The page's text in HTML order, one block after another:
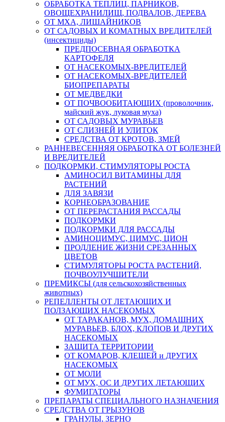
ОБРАБОТКА ТЕПЛИЦ, ПАРНИКОВ,
ОВОЩЕХРАНИЛИЩ, ПОДВАЛОВ, ДЕРЕВА
ОТ МХА, ЛИШАЙНИКОВ
ОТ САДОВЫХ И КОМАТНЫХ ВРЕДИТЕЛЕЙ
(инсектициды)
ПРЕДПОСЕВНАЯ ОБРАБОТКА
КАРТОФЕЛЯ
ОТ НАСЕКОМЫХ-ВРЕДИТЕЛЕЙ
ОТ НАСЕКОМЫХ-ВРЕДИТЕЛЕЙ
БИОПРЕПАРАТЫ
ОТ МЕДВЕДКИ
ОТ ПОЧВООБИТАЮЩИХ (проволочник,
майский жук, луковая муха)
ОТ САДОВЫХ МУРАВЬЕВ
ОТ СЛИЗНЕЙ И УЛИТОК
СРЕДСТВА ОТ КРОТОВ, ЗМЕЙ
РАННЕВЕСЕННЯЯ ОБРАБОТКА ОТ БОЛЕЗНЕЙ
И ВРЕДИТЕЛЕЙ
ПОДКОРМКИ, СТИМУЛЯТОРЫ РОСТА
АМИНОСИЛ ВИТАМИНЫ ДЛЯ
РАСТЕНИЙ
ДЛЯ ЗАВЯЗИ
КОРНЕОБРАЗОВАНИЕ
ОТ ПЕРЕРАСТАНИЯ РАССАДЫ
ПОДКОРМКИ
ПОДКОРМКИ ДЛЯ РАССАДЫ
АМИНОЦИМУС, ЦИМУС, ЦИОН
ПРОДЛЕНИЕ ЖИЗНИ СРЕЗАННЫХ
ЦВЕТОВ
СТИМУЛЯТОРЫ РОСТА РАСТЕНИЙ,
ПОЧВОУЛУЧШИТЕЛИ
ПРЕМИКСЫ (для сельскохозяйственных
животных)
РЕПЕЛЛЕНТЫ ОТ ЛЕТАЮЩИХ И
ПОЛЗАЮЩИХ НАСЕКОМЫХ
ОТ ТАРАКАНОВ, МУХ, ДОМАШНИХ
МУРАВЬЕВ, БЛОХ, КЛОПОВ И ДРУГИХ
НАСЕКОМЫХ
ЗАЩИТА ТЕРРИТОРИИ
ОТ КОМАРОВ, КЛЕЩЕЙ и ДРУГИХ
НАСЕКОМЫХ
ОТ МОЛИ
ОТ МУХ, ОС И ДРУГИХ ЛЕТАЮЩИХ
ФУМИГАТОРЫ
ПРЕПАРАТЫ СПЕЦИАЛЬНОГО НАЗНАЧЕНИЯ
СРЕДСТВА ОТ ГРЫЗУНОВ
ГРАНУЛЫ, ЗЕРНО